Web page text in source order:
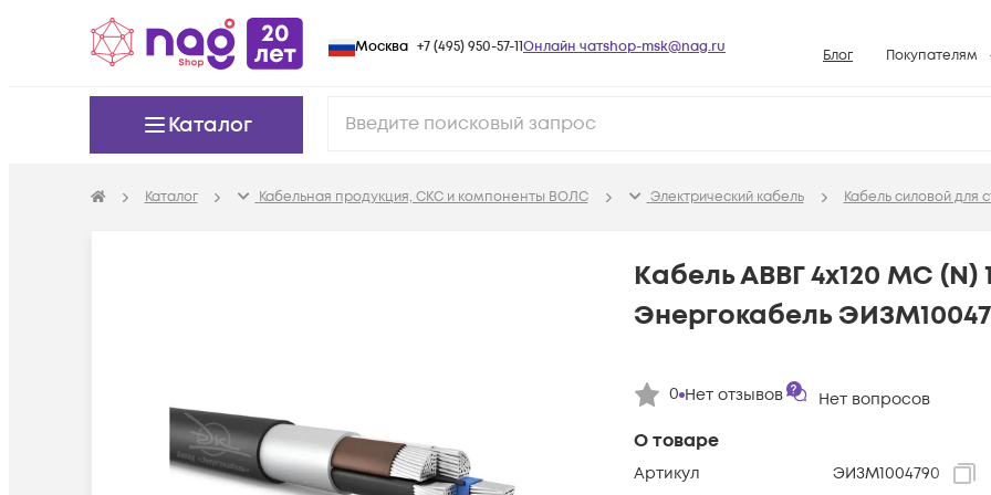
Москва +7 (495) 950-57-11Онлайн чатshop-msk@nag.ru Блог Покупателям
Условия
Возврат товара
Вопросы и
Конфигураторы
Каталог
Каталог Кабельная продукция, СКС и компоненты ВОЛС Электрический кабель Кабель силовой для
О товаре
Артикул
ЭИЗМ1004790
Кабель АВВГ 4х120 МС (N)
Энергокабель
0 Нет отзывов Нет вопросов